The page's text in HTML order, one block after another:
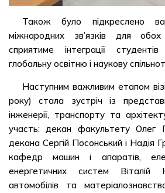
Також було підкреслено
міжнародних зв’язків для
сприятиме інтеграції
глобальну освітню і наукову
Наступним важливим етапом
року) стала зустріч із
інженерії, транспорту та
участь: декан факультету Олег
декана Сергій Посонський і Надія
кафедр машин і апаратів,
енергетичних систем Віталій
автомобілів та